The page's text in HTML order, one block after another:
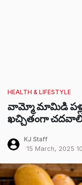
HEALTH & LIFESTYLE
వామ్మో మామిడి
ఖచ్చితంగా
KJ Staff
15 March, 2025